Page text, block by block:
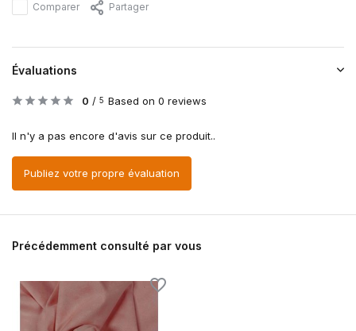
Comparer Partager
Évaluations
0 / 5 Based on 0 reviews
Il n'y a pas encore d'avis sur ce produit..
Publiez votre propre évaluation
Précédemment consulté par vous